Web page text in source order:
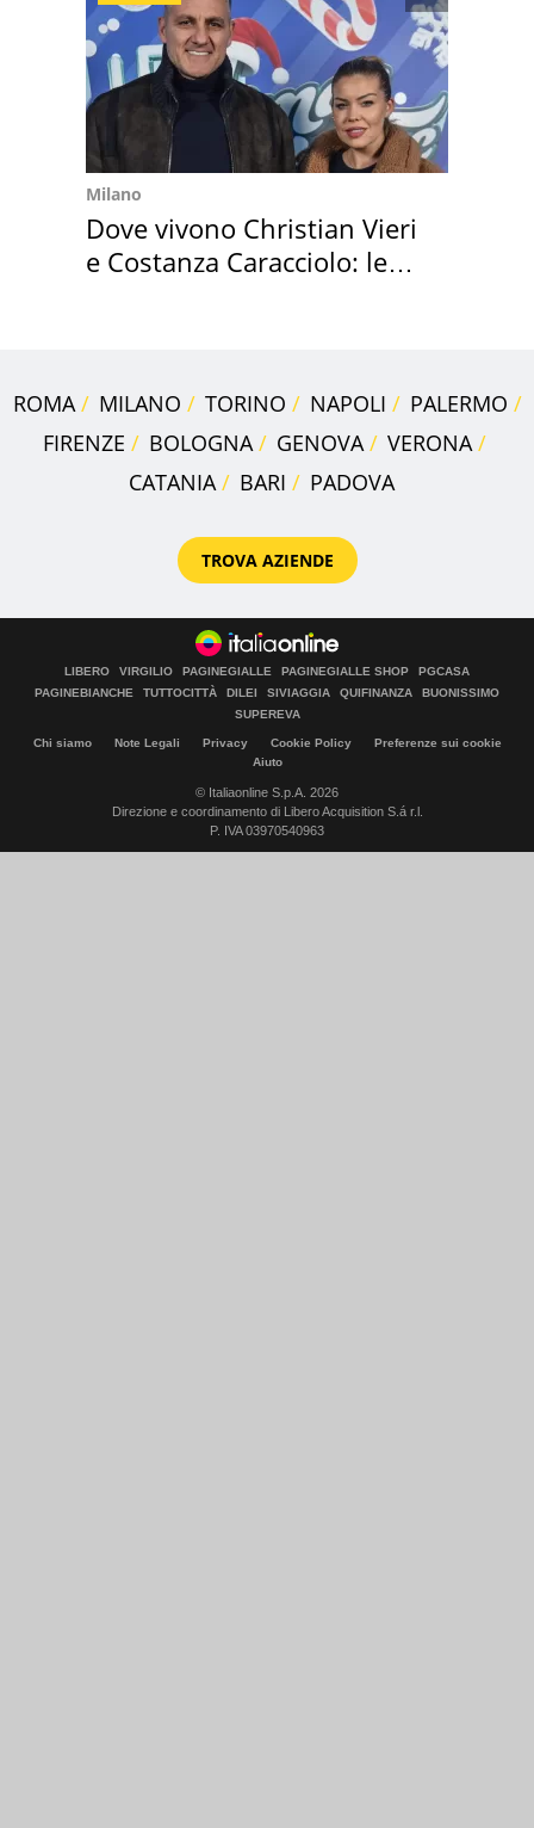
Milano
Dove vivono Christian Vieri
e Costanza Caracciolo: le
ROMA MILANO TORINO NAPOLI
PALERMO
FIRENZE
BOLOGNA GENOVA
VERONA
CATANIA
BARI PADOVA
TROVA AZIENDE
LIBERO VIRGILIO PAGINEGIALLE PAGINEGIALLE SHOP
PGCASA
PAGINEBIANCHE
TUTTOCITTÀ DILEI SIVIAGGIA QUIFINANZA
BUONISSIMO
SUPEREVA
Chi siamo Note Legali Privacy Cookie Policy
Preferenze sui cookie
Aiuto
© Italiaonline S.p.A. 2026
Direzione e coordinamento di Libero Acquisition S.á r.l.
P. IVA 03970540963